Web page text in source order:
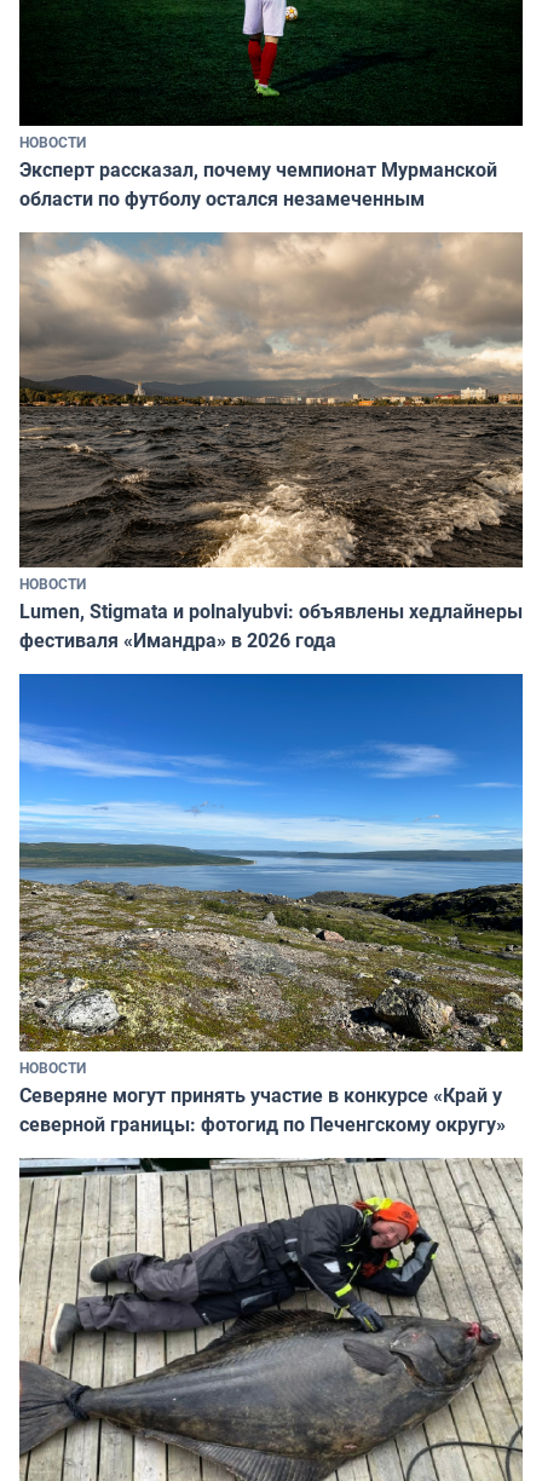
НОВОСТИ
Эксперт рассказал, почему чемпионат Мурманской
области по футболу остался незамеченным
НОВОСТИ
Lumen, Stigmata и polnalyubvi: объявлены хедлайнеры
фестиваля «Имандра» в 2026 года
НОВОСТИ
Северяне могут принять участие в конкурсе «Край у
северной границы: фотогид по Печенгскому округу»